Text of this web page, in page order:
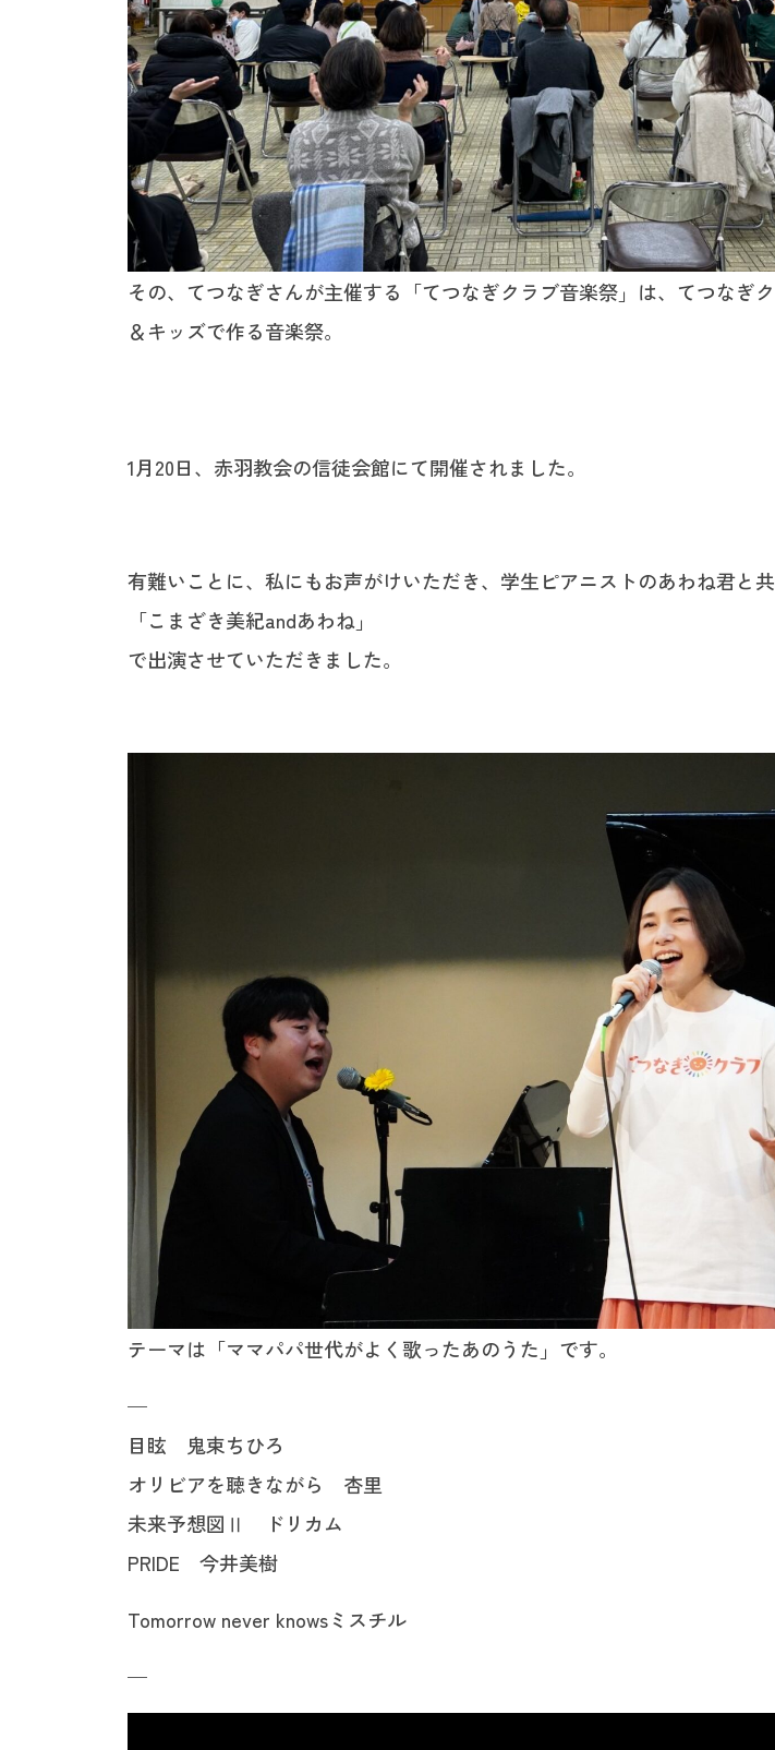
その、てつなぎさんが主催する「てつなぎクラブ音楽祭」は、てつなぎ
＆キッズで作る音楽祭。
1月20日、赤羽教会の信徒会館にて開催されました。
有難いことに、私にもお声がけいただき、学生ピアニストのあわね君と
「こまざき美紀andあわね」
で出演させていただきました。
テーマは「ママパパ世代がよく歌ったあのうた」です。
—
目眩 鬼束ちひろ
オリビアを聴きながら 杏里
未来予想図Ⅱ ドリカム
PRIDE 今井美樹
Tomorrow never knowsミスチル
—